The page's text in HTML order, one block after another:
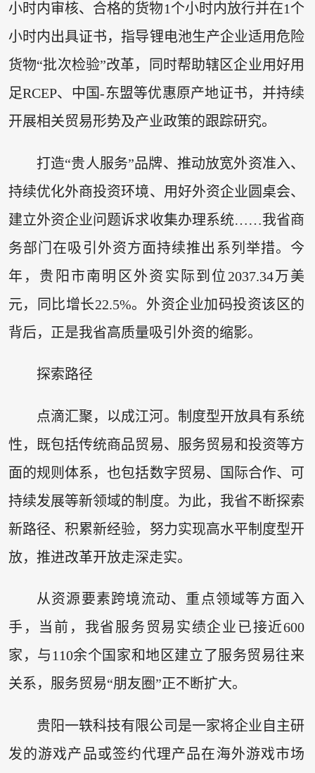
小时内审核、合格的货物1个小时内放行并在1个
小时内出具证书，指导锂电池生产企业适用危险
货物“批次检验”改革，同时帮助辖区企业用好用
足RCEP、中国-东盟等优惠原产地证书，并持续
开展相关贸易形势及产业政策的跟踪研究。
打造“贵人服务”品牌、推动放宽外资准入、
持续优化外商投资环境、用好外资企业圆桌会、
建立外资企业问题诉求收集办理系统……我省商
务部门在吸引外资方面持续推出系列举措。今
年，贵阳市南明区外资实际到位2037.34万美
元，同比增长22.5%。外资企业加码投资该区的
背后，正是我省高质量吸引外资的缩影。
探索路径
点滴汇聚，以成江河。制度型开放具有系统
性，既包括传统商品贸易、服务贸易和投资等方
面的规则体系，也包括数字贸易、国际合作、可
持续发展等新领域的制度。为此，我省不断探索
新路径、积累新经验，努力实现高水平制度型开
放，推进改革开放走深走实。
从资源要素跨境流动、重点领域等方面入
手，当前，我省服务贸易实绩企业已接近600
家，与110余个国家和地区建立了服务贸易往来
关系，服务贸易“朋友圈”正不断扩大。
贵阳一轶科技有限公司是一家将企业自主研
发的游戏产品或签约代理产品在海外游戏市场